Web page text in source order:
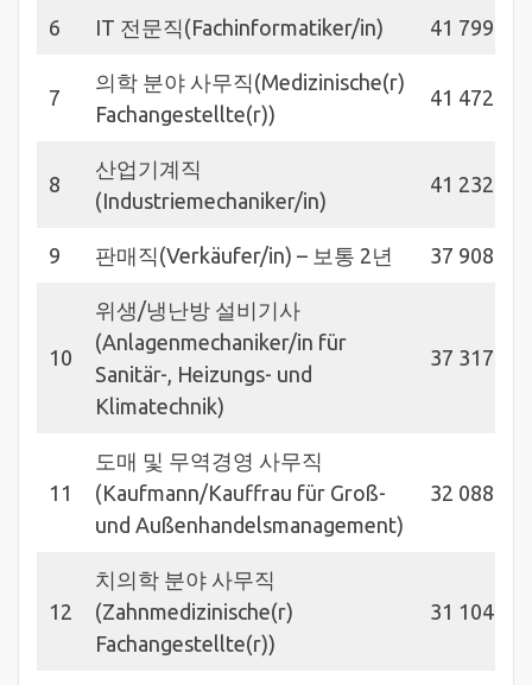
6 IT 전문직(Fachinformatiker/in) 41 799
7
의학 분야 사무직(Medizinische(r)
Fachangestellte(r))
41 472
8
산업기계직
(Industriemechaniker/in)
41 232
9 판매직(Verkäufer/in) – 보통 2년 37 908
10
위생/냉난방 설비기사
(Anlagenmechaniker/in für
Sanitär-, Heizungs- und
Klimatechnik)
37 317
11
도매 및 무역경영 사무직
(Kaufmann/Kauffrau für Groß-
und Außenhandelsmanagement)
32 088
12
치의학 분야 사무직
(Zahnmedizinische(r)
Fachangestellte(r))
31 104